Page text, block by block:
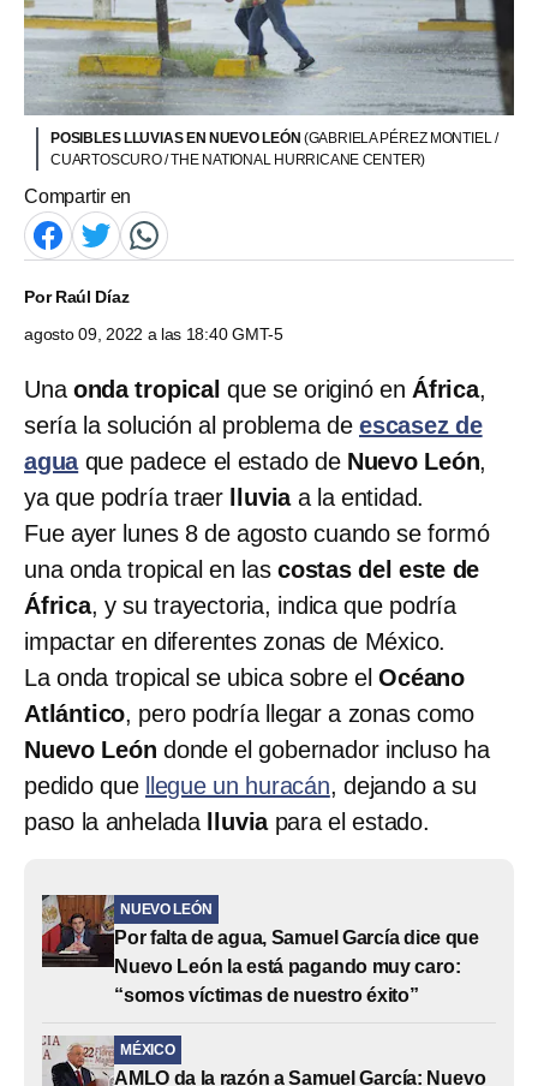
POSIBLES LLUVIAS EN NUEVO LEÓN (GABRIELA PÉREZ MONTIEL /
CUARTOSCURO / THE NATIONAL HURRICANE CENTER)
Compartir en
PorRaúl Díaz
agosto 09, 2022 a las 18:40 GMT-5
Una onda tropical que se originó en África,
sería la solución al problema de escasez de
aguaque padece el estado de Nuevo León,
ya que podría traer
lluviaa la entidad.
Fue ayer lunes 8 de agosto cuando se formó
una onda tropical en lascostas del este de
África, y su trayectoria, indica que podría
impactar en diferentes zonas de México.
La onda tropical se ubica sobre elOcéano
Atlántico, pero podría llegar a zonas como
Nuevo León donde el gobernador incluso ha
pedido que llegue un huracán, dejando a su
paso la anhelada
lluviapara el estado.
NUEVO LEÓN
Por falta de agua, Samuel García dice que
Nuevo León la está pagando muy caro:
“somos víctimas de nuestro éxito”
MÉXICO
AMLO da la razón a Samuel García: Nuevo